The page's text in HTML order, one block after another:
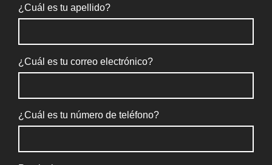
¿Cuál es tu apellido?
¿Cuál es tu correo electrónico?
¿Cuál es tu número de teléfono?